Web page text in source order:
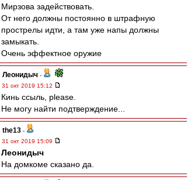
Мирзова задействовать.
От него должны постоянно в штрафную
прострелы идти, а там уже напы должны
замыкать.
Очень эффектное оружие
Леонидыч -
31 окт 2019 15:12
Кинь ссыль, please.
Не могу найти подтверждение...
the13 -
31 окт 2019 15:09
Леонидыч
На домкоме сказано да.